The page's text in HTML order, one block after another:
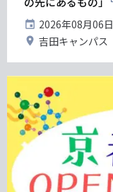
開
催
日
2026年08月06日
開
地
吉田キャンパス